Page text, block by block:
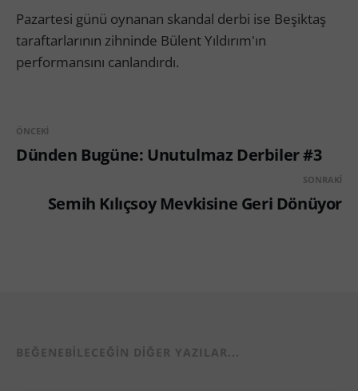
Pazartesi günü oynanan skandal derbi ise Beşiktaş
taraftarlarının zihninde Bülent Yıldırım'ın
performansını canlandırdı.
ÖNCEKI
Dünden Bugüne: Unutulmaz Derbiler #3
SONRAKI
Semih Kılıçsoy Mevkisine Geri Dönüyor
BEĞENEBILECEĞIN DIĞER YAZILAR...